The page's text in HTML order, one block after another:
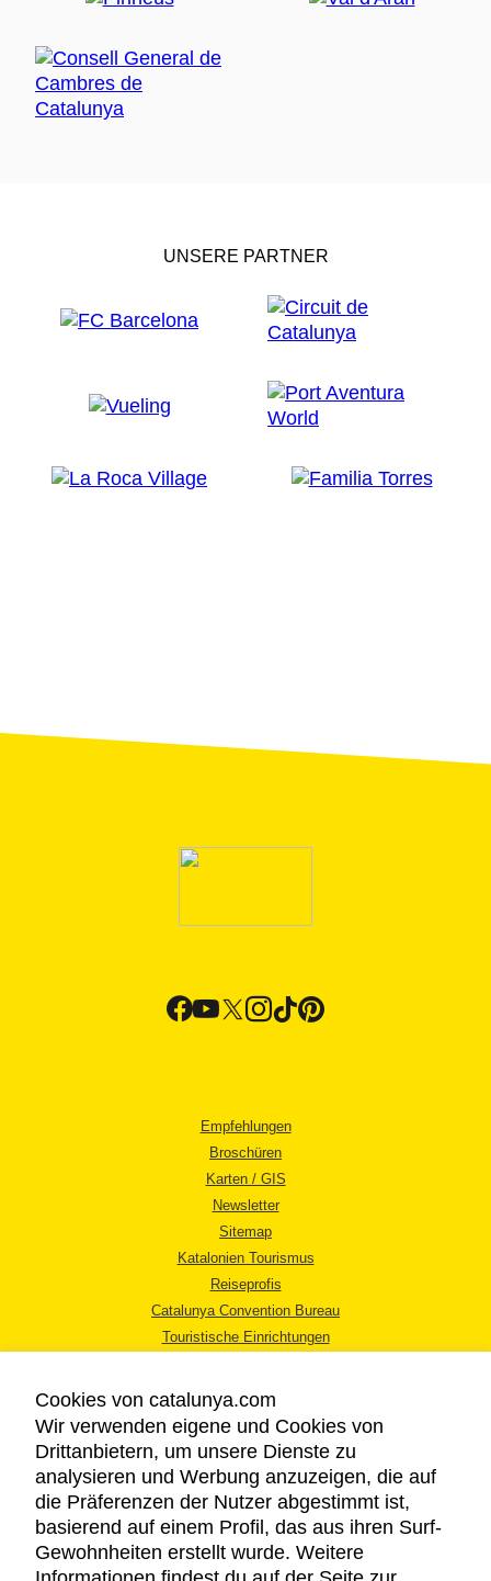
UNSERE PARTNER
Empfehlungen
Broschüren
Karten / GIS
Newsletter
Sitemap
Katalonien Tourismus
Reiseprofis
Catalunya Convention Bureau
Touristische Einrichtungen
RECHTLICHER HINWEIS
DATENSCHUTZICHTLINIE
COOKIES
Cookies von catalunya.com
Wir verwenden eigene und Cookies von
Drittanbietern, um unsere Dienste zu
analysieren und Werbung anzuzeigen, die auf
die Präferenzen der Nutzer abgestimmt ist,
basierend auf einem Profil, das aus ihren Surf-
Gewohnheiten erstellt wurde. Weitere